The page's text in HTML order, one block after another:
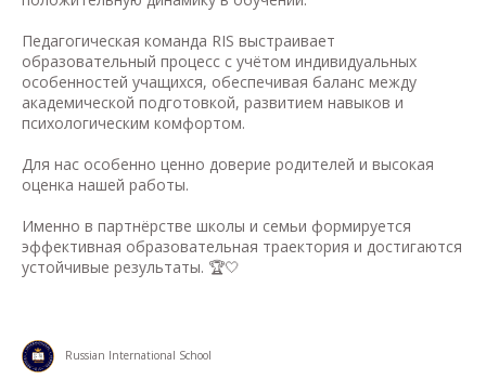
Педагогическая команда RIS выстраивает
образовательный процесс с учётом индивидуальных
особенностей учащихся, обеспечивая баланс между
академической подготовкой, развитием навыков и
психологическим комфортом.
Для нас особенно ценно доверие родителей и высокая
оценка нашей работы.
Именно в партнёрстве школы и семьи формируется
эффективная образовательная траектория и достигаются
устойчивые результаты. 🏆🤍
Russian International School